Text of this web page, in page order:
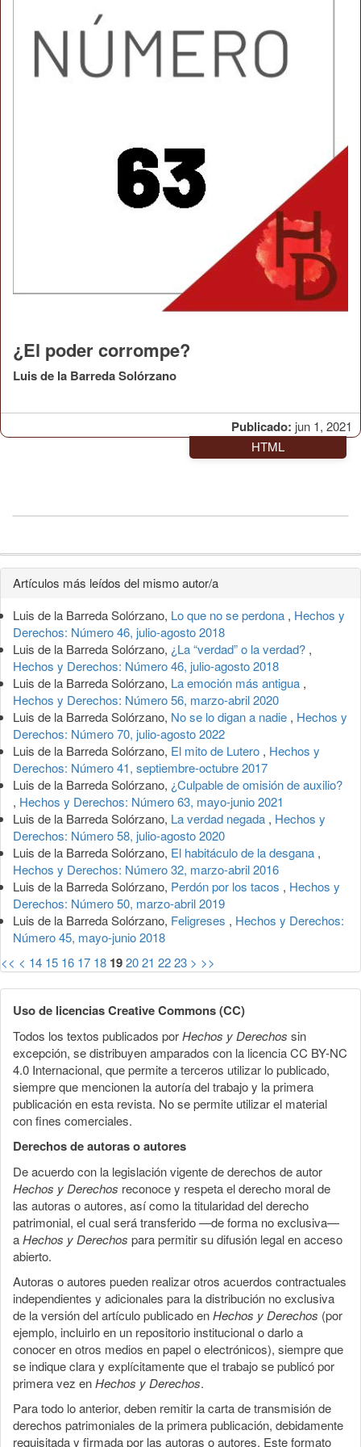
Publicado: jun 1, 2021
¿El poder corrompe?
Luis de la Barreda Solórzano
HTML
Detalles
del
artículo
Artículos más leídos del mismo autor/a
Luis de la Barreda Solórzano, Lo que no se perdona , Hechos y
Derechos: Número 46, julio-agosto 2018
Luis de la Barreda Solórzano, ¿La “verdad” o la verdad? ,
Hechos y Derechos: Número 46, julio-agosto 2018
Luis de la Barreda Solórzano, La emoción más antigua ,
Hechos y Derechos: Número 56, marzo-abril 2020
Luis de la Barreda Solórzano, No se lo digan a nadie , Hechos y
Derechos: Número 70, julio-agosto 2022
Luis de la Barreda Solórzano, El mito de Lutero , Hechos y
Derechos: Número 41, septiembre-octubre 2017
Luis de la Barreda Solórzano, ¿Culpable de omisión de auxilio?
, Hechos y Derechos: Número 63, mayo-junio 2021
Luis de la Barreda Solórzano, La verdad negada , Hechos y
Derechos: Número 58, julio-agosto 2020
Luis de la Barreda Solórzano, El habitáculo de la desgana ,
Hechos y Derechos: Número 32, marzo-abril 2016
Luis de la Barreda Solórzano, Perdón por los tacos , Hechos y
Derechos: Número 50, marzo-abril 2019
Luis de la Barreda Solórzano, Feligreses , Hechos y Derechos:
Número 45, mayo-junio 2018
<< < 14 15 16 17 18 192021 2223 > >>
Uso de licencias Creative Commons (CC)
Todos los textos publicados porHechos y Derechos sin
excepción, se distribuyen amparados con la licencia CC BY-NC
4.0 Internacional, que permite a terceros utilizar lo publicado,
siempre que mencionen la autoría del trabajo y la primera
publicación en esta revista. No se permite utilizar el material
con fines comerciales.
Derechos de autoras o autores
De acuerdo con la legislación vigente de derechos de autor
Hechos y Derechos reconoce y respeta el derecho moral de
las autoras o autores, así como la titularidad del derecho
patrimonial, el cual será transferido —de forma no exclusiva—
aHechos y Derechos para permitir su difusión legal en acceso
abierto.
Autoras o autores pueden realizar otros acuerdos contractuales
independientes y adicionales para la distribución no exclusiva
de la versión del artículo publicado enHechos y Derechos (por
ejemplo, incluirlo en un repositorio institucional o darlo a
conocer en otros medios en papel o electrónicos), siempre que
se indique clara y explícitamente que el trabajo se publicó por
primera vez enHechos y Derechos.
Para todo lo anterior, deben remitir la carta de transmisión de
derechos patrimoniales de la primera publicación, debidamente
requisitada y firmada por las autoras o autores. Este formato